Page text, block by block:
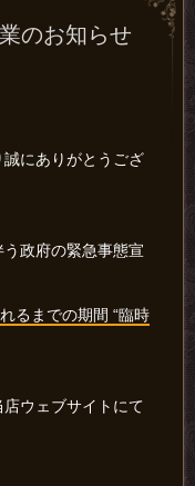
のお知らせ
にありがとうござ
政府の緊急事態宣
るまでの期間 “臨時
ウェブサイトにて